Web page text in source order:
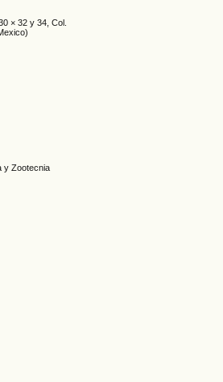
× 32 y 34, Col.
y Zootecnia